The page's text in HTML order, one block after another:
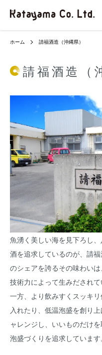
ホーム 請福酒造（沖縄県）
請福酒造（
魚湧く美しい海を見下ろし
酒を追求しているのが、請
のシェアを誇るその味わい
技術力によって生みだされ
一方、より飲みすくスッキ
入れたり、低温泡盛を創り
ャレンジし、いいものだけ
泡盛づくりを追求しています